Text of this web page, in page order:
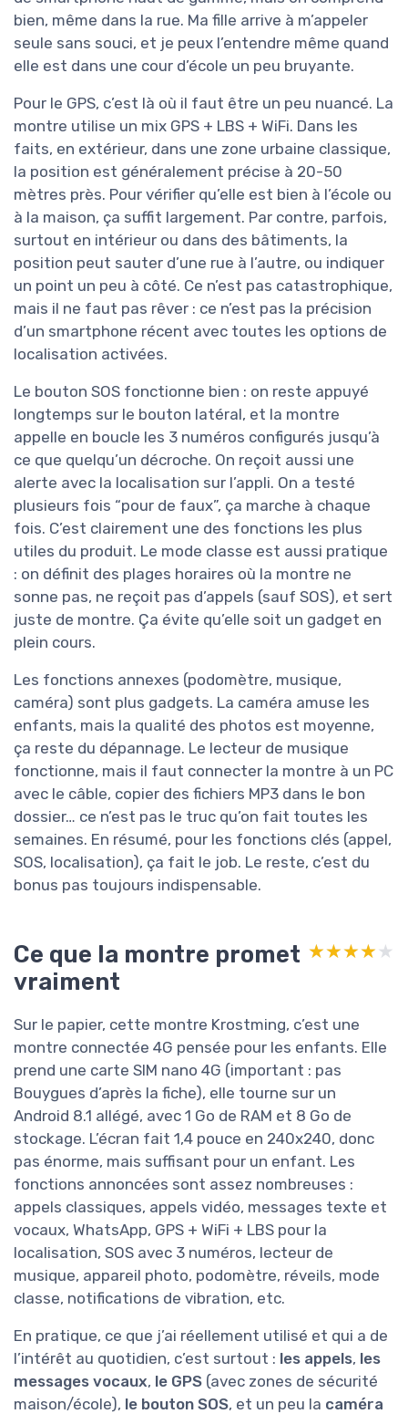
bien, même dans la rue. Ma fille arrive à m’appeler
seule sans souci, et je peux l’entendre même quand
elle est dans une cour d’école un peu bruyante.
Pour le GPS, c’est là où il faut être un peu nuancé. La
montre utilise un mix GPS + LBS + WiFi. Dans les
faits, en extérieur, dans une zone urbaine classique,
la position est généralement précise à 20-50
mètres près. Pour vérifier qu’elle est bien à l’école ou
à la maison, ça suffit largement. Par contre, parfois,
surtout en intérieur ou dans des bâtiments, la
position peut sauter d’une rue à l’autre, ou indiquer
un point un peu à côté. Ce n’est pas catastrophique,
mais il ne faut pas rêver : ce n’est pas la précision
d’un smartphone récent avec toutes les options de
localisation activées.
Le bouton SOS fonctionne bien : on reste appuyé
longtemps sur le bouton latéral, et la montre
appelle en boucle les 3 numéros configurés jusqu’à
ce que quelqu’un décroche. On reçoit aussi une
alerte avec la localisation sur l’appli. On a testé
plusieurs fois “pour de faux”, ça marche à chaque
fois. C’est clairement une des fonctions les plus
utiles du produit. Le mode classe est aussi pratique
: on définit des plages horaires où la montre ne
sonne pas, ne reçoit pas d’appels (sauf SOS), et sert
juste de montre. Ça évite qu’elle soit un gadget en
plein cours.
Les fonctions annexes (podomètre, musique,
caméra) sont plus gadgets. La caméra amuse les
enfants, mais la qualité des photos est moyenne,
ça reste du dépannage. Le lecteur de musique
fonctionne, mais il faut connecter la montre à un PC
avec le câble, copier des fichiers MP3 dans le bon
dossier… ce n’est pas le truc qu’on fait toutes les
semaines. En résumé, pour les fonctions clés (appel,
SOS, localisation), ça fait le job. Le reste, c’est du
bonus pas toujours indispensable.
Ce que la montre promet
vraiment
★★★★★
★★★★★
Sur le papier, cette montre Krostming, c’est une
montre connectée 4G pensée pour les enfants. Elle
prend une carte SIM nano 4G (important : pas
Bouygues d’après la fiche), elle tourne sur un
Android 8.1 allégé, avec 1 Go de RAM et 8 Go de
stockage. L’écran fait 1,4 pouce en 240x240, donc
pas énorme, mais suffisant pour un enfant. Les
fonctions annoncées sont assez nombreuses :
appels classiques, appels vidéo, messages texte et
vocaux, WhatsApp, GPS + WiFi + LBS pour la
localisation, SOS avec 3 numéros, lecteur de
musique, appareil photo, podomètre, réveils, mode
classe, notifications de vibration, etc.
En pratique, ce que j’ai réellement utilisé et qui a de
l’intérêt au quotidien, c’est surtout : les appels, les
messages vocaux, le GPS (avec zones de sécurité
maison/école), le bouton SOS, et un peu la caméra